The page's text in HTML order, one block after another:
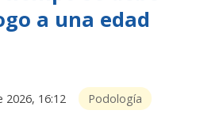
a una edad
2026, 16:12 Podología